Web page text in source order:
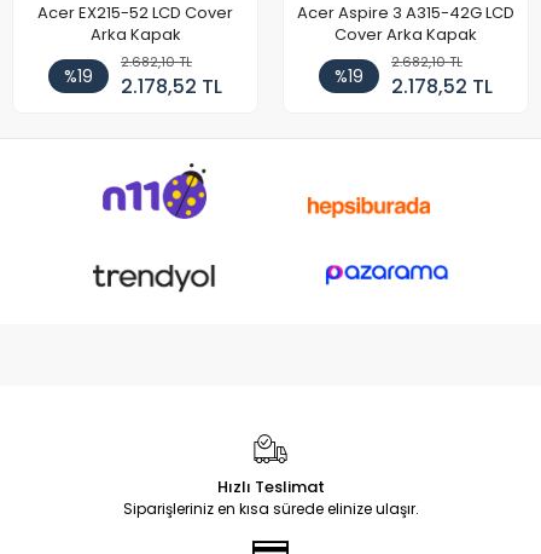
Acer EX215-52 LCD Cover
Arka Kapak
%19
2.682,10 TL
2.178,52 TL
Acer Aspire 3 A315-42G LCD
Cover Arka Kapak
%19
2.682,10 TL
2.178,52 TL
Hızlı Teslimat
Siparişleriniz en kısa sürede elinize ulaşır.